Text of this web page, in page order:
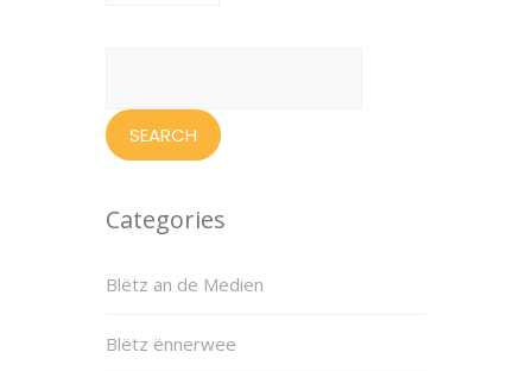
Categories
Blëtz an de Medien
Blëtz ënnerwee